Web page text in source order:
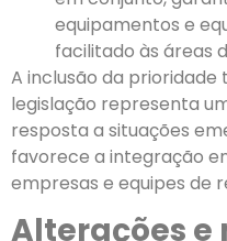
equipamentos e
facilitado às áreas
A inclusão da
legislação representa
resposta a situações
favorece a integração
empresas e equipes de
Alterações e